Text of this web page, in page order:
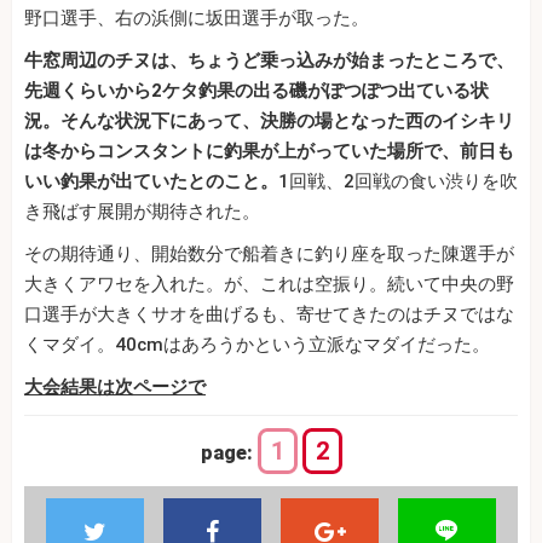
野口選手、右の浜側に坂田選手が取った。
牛窓周辺のチヌは、ちょうど乗っ込みが始まったところで、
先週くらいから2ケタ釣果の出る磯がぽつぽつ出ている状
況。そんな状況下にあって、決勝の場となった西のイシキリ
は冬からコンスタントに釣果が上がっていた場所で、前日も
いい釣果が出ていたとのこと。 1回戦、2回戦の食い渋りを吹
き飛ばす展開が期待された。
その期待通り、開始数分で船着きに釣り座を取った陳選手が
大きくアワセを入れた。が、これは空振り。続いて中央の野
口選手が大きくサオを曲げるも、寄せてきたのはチヌではな
くマダイ。40cmはあろうかという立派なマダイだった。
大会結果は次ページで
page: 1 2